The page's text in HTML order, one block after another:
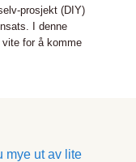
prosjekt (DIY)
I denne
vite for å komme
mye ut av lite